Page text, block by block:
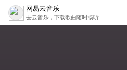
网易云音乐
去云音乐，下载歌曲随时畅听